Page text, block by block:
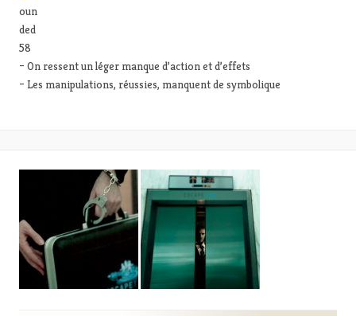
– On ressent un léger manque d’action et d’effets
– Les manipulations, réussies, manquent de symbolique